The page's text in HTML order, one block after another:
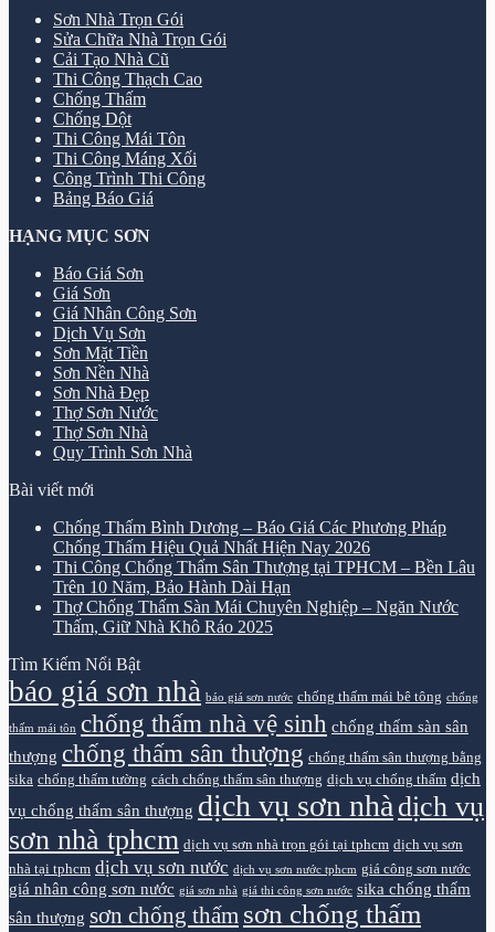
Sơn Nhà Trọn Gói
Sửa Chữa Nhà Trọn Gói
Cải Tạo Nhà Cũ
Thi Công Thạch Cao
Chống Thấm
Chống Dột
Thi Công Mái Tôn
Thi Công Máng Xối
Công Trình Thi Công
Bảng Báo Giá
HẠNG MỤC SƠN
Báo Giá Sơn
Giá Sơn
Giá Nhân Công Sơn
Dịch Vụ Sơn
Sơn Mặt Tiền
Sơn Nền Nhà
Sơn Nhà Đẹp
Thợ Sơn Nước
Thợ Sơn Nhà
Quy Trình Sơn Nhà
Bài viết mới
Chống Thấm Bình Dương – Báo Giá Các Phương Pháp
Chống Thấm Hiệu Quả Nhất Hiện Nay 2026
Thi Công Chống Thấm Sân Thượng tại TPHCM – Bền Lâu
Trên 10 Năm, Bảo Hành Dài Hạn
Thợ Chống Thấm Sàn Mái Chuyên Nghiệp – Ngăn Nước
Thấm, Giữ Nhà Khô Ráo 2025
Tìm Kiếm Nổi Bật
báo giá sơn nhà báo giá sơn nước chống thấm mái bê tông chống
thấm mái tôn chống thấm nhà vệ sinh chống thấm sàn sân
thượng chống thấm sân thượng chống thấm sân thượng bằng
sika chống thấm tường cách chống thấm sân thượng dịch vụ chống thấm dịch
vụ chống thấm sân thượng dịch vụ sơn nhà dịch vụ
sơn nhà tphcm dịch vụ sơn nhà trọn gói tại tphcm dịch vụ sơn
nhà tại tphcm dịch vụ sơn nước dịch vụ sơn nước tphcm giá công sơn nước
giá nhân công sơn nước giá sơn nhà giá thi công sơn nước sika chống thấm
sân thượng sơn chống thấm sơn chống thấm